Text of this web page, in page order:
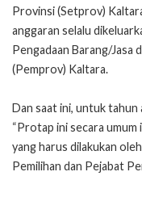
Provinsi (Setprov)
anggaran selalu
Pengadaan Barang/Jasa
(Pemprov) Kaltara.
Dan saat ini, untuk
“Protap ini secara umum
yang harus dilakukan
Pemilihan dan Pejabat